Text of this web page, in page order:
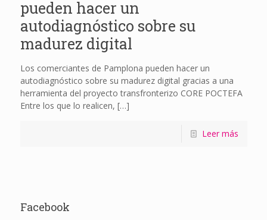
pueden hacer un
autodiagnóstico sobre su
madurez digital
Los comerciantes de Pamplona pueden hacer un
autodiagnóstico sobre su madurez digital gracias a una
herramienta del proyecto transfronterizo CORE POCTEFA
Entre los que lo realicen, […]
Leer más
Facebook